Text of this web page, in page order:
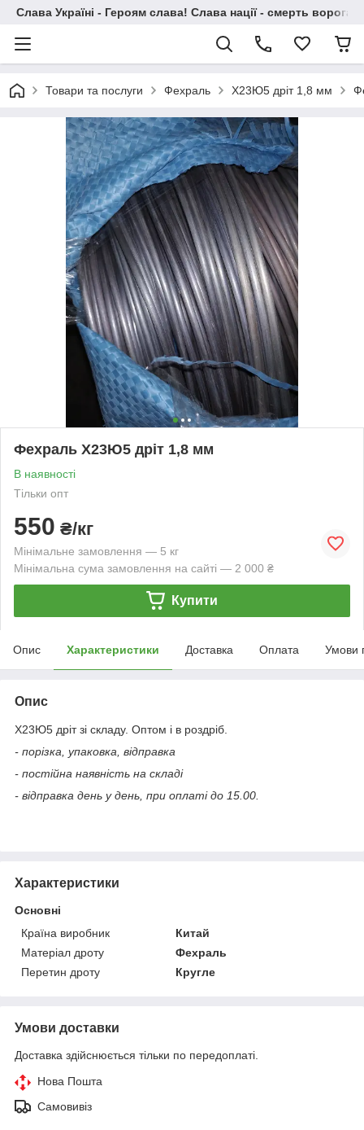
Слава Україні - Героям слава! Слава нації - смерть
Товари та послуги Фехраль Х23Ю5 дріт 1,8 мм
Фехраль Х23Ю5 дріт 1,8 мм
В наявності
Тільки опт
550 ₴/кг
Мінімальне замовлення — 5 кг
Мінімальна сума замовлення на сайті — 2 000 ₴
Купити
Опис Характеристики Доставка Оплата Умови
Опис
Х23Ю5 дріт зі складу. Оптом і в роздріб.
- порізка, упаковка, відправка
- постійна наявність на складі
- відправка день у день, при оплаті до 15.00.
Характеристики
Основні
Країна виробник
Китай
Матеріал дроту
Фехраль
Перетин дроту
Кругле
Умови доставки
Доставка здійснюється тільки по передоплаті.
Нова Пошта
Самовивіз